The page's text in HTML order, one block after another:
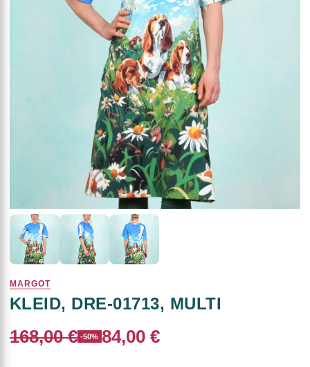
MARGOT
KLEID, DRE-01713, MULTI
168,00 € -50% 84,00 €